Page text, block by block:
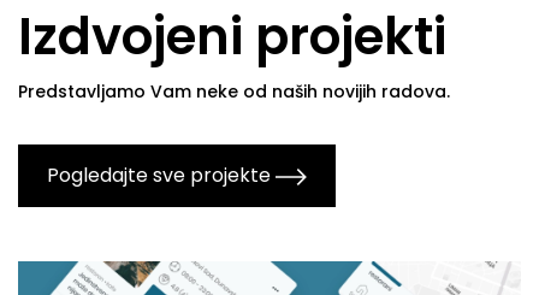
Izdvojeni projekti
Predstavljamo Vam neke od naših novijih radova.
Pogledajte sve projekte